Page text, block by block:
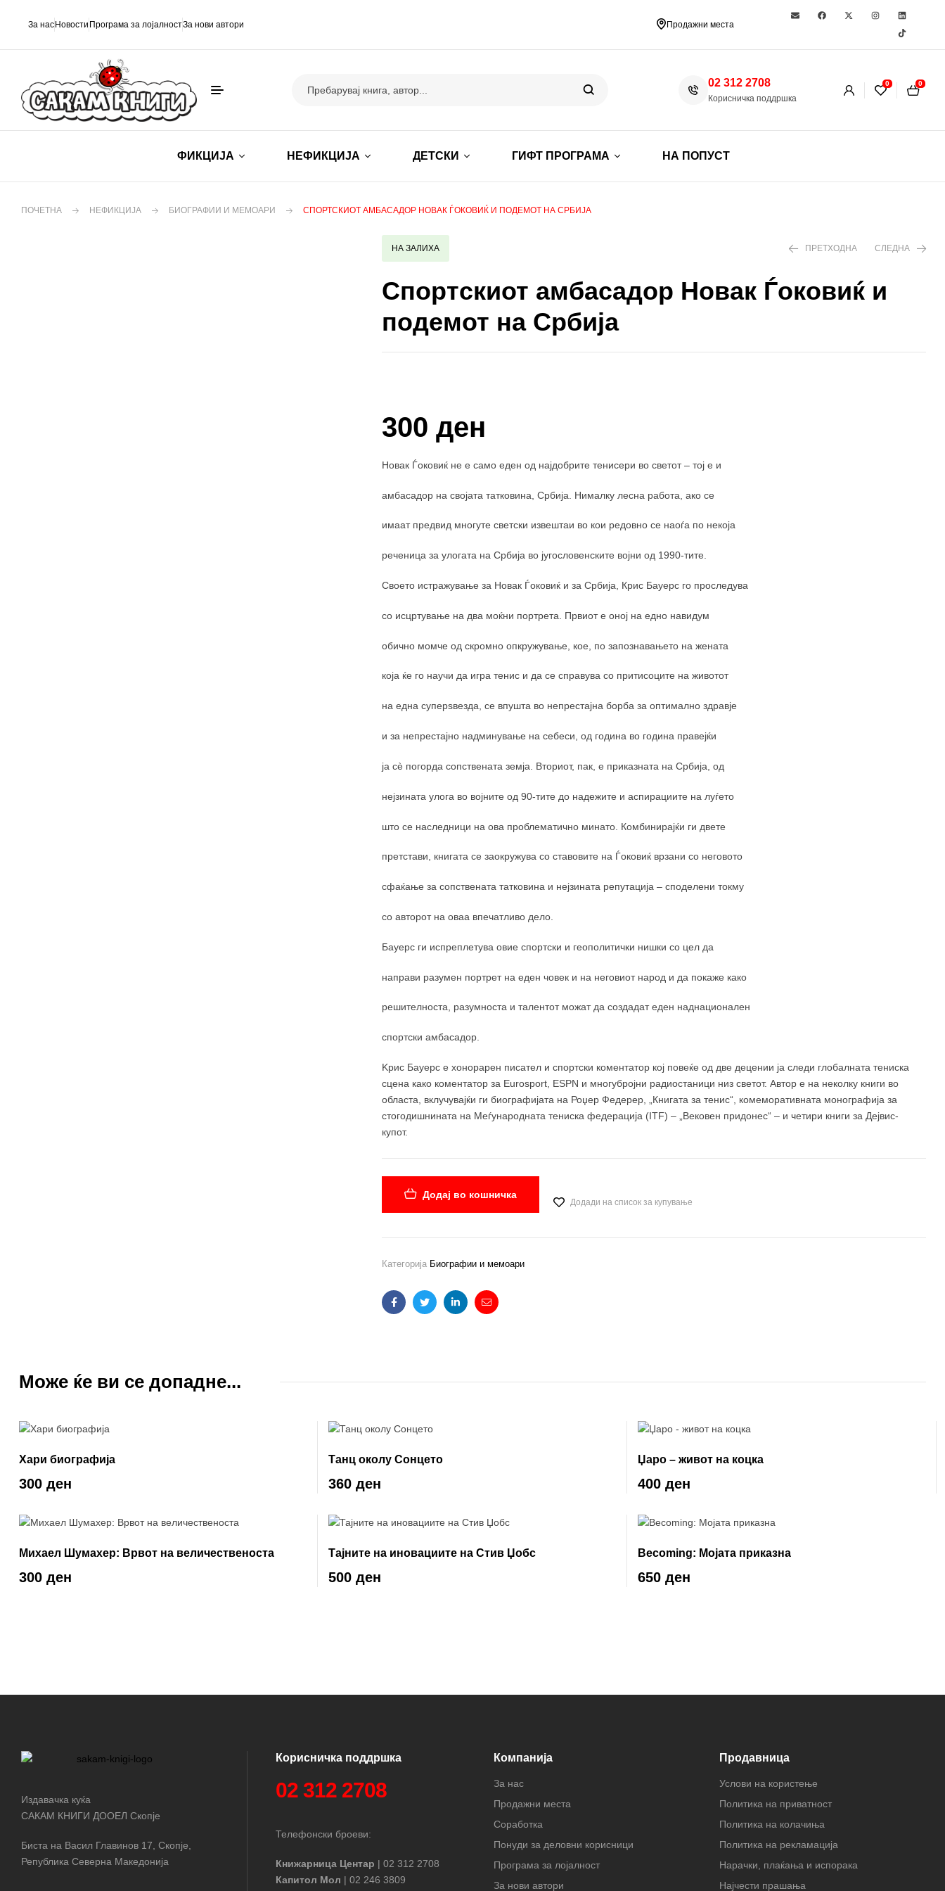
За нас Новости Програма за лојалностЗа нови автори Продажни места
02 312 2708
Корисничка поддршка
0 0
ФИКЦИЈА НЕФИКЦИЈА ДЕТСКИ ГИФТ ПРОГРАМА НА ПОПУСТ
ПОЧЕТНА НЕФИКЦИЈА БИОГРАФИИ И МЕМОАРИ СПОРТСКИОТ АМБАСАДОР НОВАК ЃОКОВИЌ И ПОДЕМОТ НА СРБИЈА
НА ЗАЛИХА ПРЕТХОДНА СЛЕДНА
Спортскиот амбасадор Новак Ѓоковиќ и
подемот на Србија
300 ден
Новак Ѓоковиќ не е само еден од најдобрите тенисери во светот – тој е и
амбасадор на својата татковина, Србија. Нималку лесна работа, ако се
имаат предвид многуте светски извештаи во кои редовно се наоѓа по некоја
реченица за улогата на Србија во југословенските војни од 1990-тите.
Своето истражување за Новак Ѓоковиќ и за Србија, Крис Бауерс го проследува
со исцртување на два моќни портрета. Првиот е оној на едно навидум
обично момче од скромно опкружување, кое, по запознавањето на жената
која ќе го научи да игра тенис и да се справува со притисоците на животот
на една суперѕвезда, се впушта во непрестајна борба за оптимално здравје
и за непрестајно надминување на себеси, од година во година правејќи
ја сè погорда сопствената земја. Вториот, пак, е приказната на Србија, од
нејзината улога во војните од 90-тите до надежите и аспирациите на луѓето
што се наследници на ова проблематично минато. Комбинирајќи ги двете
претстави, книгата се заокружува со ставовите на Ѓоковиќ врзани со неговото
сфаќање за сопствената татковина и нејзината репутација – споделени токму
со авторот на оваа впечатливо дело.
Бауерс ги испреплетува овие спортски и геополитички нишки со цел да
направи разумен портрет на еден човек и на неговиот народ и да покаже како
решителноста, разумноста и талентот можат да создадат еден наднационален
спортски амбасадор.
Kрис Бауерс е хонорарен писател и спортски коментатор кој повеќе од две децении ја следи глобалната тениска
сцена како коментатор за Eurosport, ESPN и многубројни радиостаници низ светот. Автор е на неколку книги во
областа, вклучувајќи ги биографијата на Роџер Федерер, „Книгата за тенис“, комеморативната монографија за
стогодишнината на Меѓународната тениска федерација (ITF) – „Вековен придонес“ – и четири книги за Дејвис-
купот.
Додај во кошничка
Додади на список за купување
Категорија Биографии и мемоари
FacebookTwitterLinkedinEmail
Може ќе ви се допадне...
Хари биографија
300 ден
Танц околу Сонцето
360 ден
Џаро – живот на коцка
400 ден
Михаел Шумахер: Врвот на величественоста
300 ден
Тајните на иновациите на Стив Џобс
500 ден
Becoming: Мојата приказна
650 ден
Издавачка куќа
САКАМ КНИГИ ДООЕЛ Скопје
Биста на Васил Главинов 17, Скопје,
Република Северна Македонија
Корисничка поддршка
02 312 2708
Телефонски броеви:
Книжарница Центар | 02 312 2708
Капитол Мол | 02 246 3809
Компанија
За нас
Продажни места
Соработка
Понуди за деловни корисници
Програма за лојалност
За нови автори
Продавница
Услови на користење
Политика на приватност
Политика на колачиња
Политика на рекламација
Нарачки, плаќања и испорака
Најчести прашања